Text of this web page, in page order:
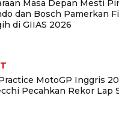
Masa Depan Mesti
dan Bosch Pamerkan
di GIIAS 2026
MotoGP Inggris
Pecahkan Rekor Lap